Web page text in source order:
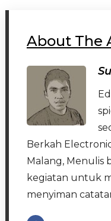
About The
Berkah
Malang, Menulis
kegiatan untuk
menyiman